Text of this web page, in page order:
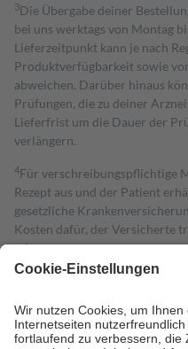
3Die Übergabe deiner
bei uns werktags von Montag
Lieferzeitpunkt kann je nach
Produktverfügbarkeit sowie
abweichen. Darüber hinaus
Prüfungen, die zu deiner
Lieferfrist um die Dauer der
verlängern.
4Für verschreibungspflichtige
Rezept aus und der Patient
gesetzliche
Kosten dafür, der Versicherte
mit.
Grundsätzlich leisten
höchstens zehn Euro.
Es sind
Kosten der Leistung zu
Diese Regeln gelten